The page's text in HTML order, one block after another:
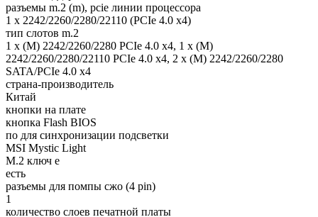
разъемы m.2 (m), pcie линии процессора
1 x 2242/2260/2280/22110 (PCIe 4.0 x4)
тип слотов m.2
1 x (M) 2242/2260/2280 PCIe 4.0 x4, 1 x (M)
2242/2260/2280/22110 PCIe 4.0 x4, 2 x (M) 2242/2260/2280
SATA/PCIe 4.0 x4
страна-производитель
Китай
кнопки на плате
кнопка Flash BIOS
по для синхронизации подсветки
MSI Mystic Light
M.2 ключ e
есть
разъемы для помпы сжо (4 pin)
1
количество слоев печатной платы